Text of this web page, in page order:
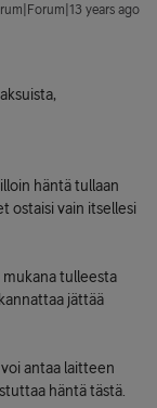
years ago
häntä tullaan
ostaisi vain itsellesi
tulleesta
jättää
antaa laitteen
häntä tästä.